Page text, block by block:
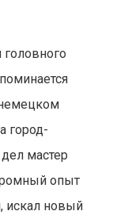
город-
мастер
опыт
искал новый